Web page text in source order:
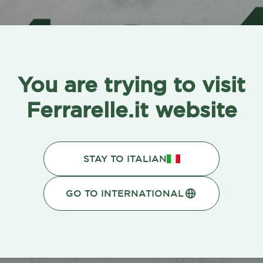
0
che cercavi si è perso in
You are trying to visit
Ferrarelle.it website
STAY TO ITALIAN
GO TO INTERNATIONAL